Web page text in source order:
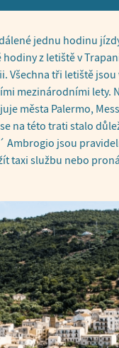
jednu hodinu
hodiny z letiště v
Všechna tři letiště
mezinárodními lety.
města Palermo,
na této trati stalo
Ambrogio jsou
taxi službu nebo